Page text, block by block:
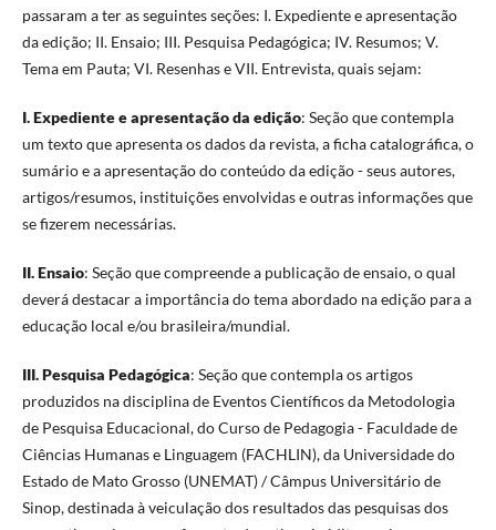
passaram a ter as seguintes seções: I. Expediente e apresentação
da edição; II. Ensaio; III. Pesquisa Pedagógica; IV. Resumos; V.
Tema em Pauta; VI. Resenhas e VII. Entrevista, quais sejam:
I. Expediente e apresentação da edição: Seção que contempla
um texto que apresenta os dados da revista, a ficha catalográfica, o
sumário e a apresentação do conteúdo da edição - seus autores,
artigos/resumos, instituições envolvidas e outras informações que
se fizerem necessárias.
II. Ensaio: Seção que compreende a publicação de ensaio, o qual
deverá destacar a importância do tema abordado na edição para a
educação local e/ou brasileira/mundial.
III. Pesquisa Pedagógica: Seção que contempla os artigos
produzidos na disciplina de Eventos Científicos da Metodologia
de Pesquisa Educacional, do Curso de Pedagogia - Faculdade de
Ciências Humanas e Linguagem (FACHLIN), da Universidade do
Estado de Mato Grosso (UNEMAT) / Câmpus Universitário de
Sinop, destinada à veiculação dos resultados das pesquisas dos